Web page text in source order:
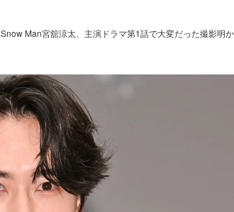
Snow Man宮舘涼太、主演ドラマ第1話で大変だった撮影明